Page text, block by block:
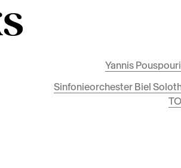
Yannis
Sinfonieorchester Biel